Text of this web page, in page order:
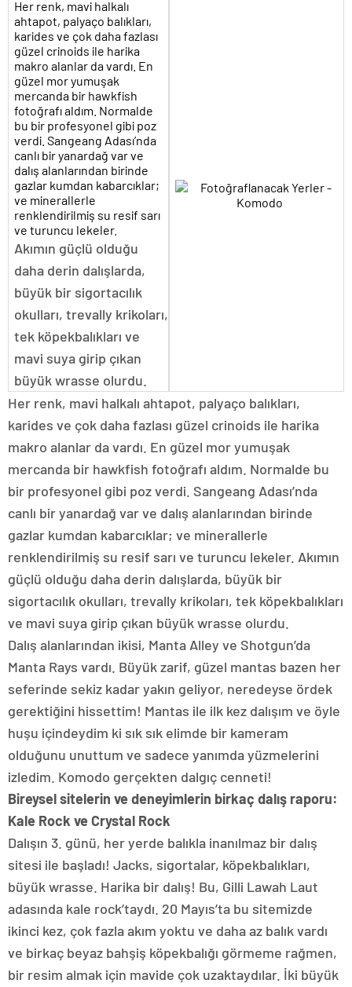
Her renk, mavi halkalı
ahtapot, palyaço balıkları,
karides ve çok daha fazlası
güzel crinoids ile harika
makro alanlar da vardı. En
güzel mor yumuşak
mercanda bir hawkfish
fotoğrafı aldım. Normalde
bu bir profesyonel gibi poz
verdi. Sangeang Adası’nda
canlı bir yanardağ var ve
dalış alanlarından birinde
gazlar kumdan kabarcıklar;
ve minerallerle
renklendirilmiş su resif sarı
ve turuncu lekeler.
Akımın güçlü olduğu
daha derin dalışlarda,
büyük bir sigortacılık
okulları, trevally krikoları,
tek köpekbalıkları ve
mavi suya girip çıkan
büyük wrasse olurdu.
Her renk, mavi halkalı ahtapot, palyaço balıkları,
karides ve çok daha fazlası güzel crinoids ile harika
makro alanlar da vardı. En güzel mor yumuşak
mercanda bir hawkfish fotoğrafı aldım. Normalde bu
bir profesyonel gibi poz verdi. Sangeang Adası’nda
canlı bir yanardağ var ve dalış alanlarından birinde
gazlar kumdan kabarcıklar; ve minerallerle
renklendirilmiş su resif sarı ve turuncu lekeler. Akımın
güçlü olduğu daha derin dalışlarda, büyük bir
sigortacılık okulları, trevally krikoları, tek köpekbalıkları
ve mavi suya girip çıkan büyük wrasse olurdu.
Dalış alanlarından ikisi, Manta Alley ve Shotgun’da
Manta Rays vardı. Büyük zarif, güzel mantas bazen her
seferinde sekiz kadar yakın geliyor, neredeyse ördek
gerektiğini hissettim! Mantas ile ilk kez dalışım ve öyle
huşu içindeydim ki sık sık elimde bir kameram
olduğunu unuttum ve sadece yanımda yüzmelerini
izledim. Komodo gerçekten dalgıç cenneti!
Bireysel sitelerin ve deneyimlerin birkaç dalış raporu:
Kale Rock ve Crystal Rock
Dalışın 3. günü, her yerde balıkla inanılmaz bir dalış
sitesi ile başladı! Jacks, sigortalar, köpekbalıkları,
büyük wrasse. Harika bir dalış! Bu, Gilli Lawah Laut
adasında kale rock’taydı. 20 Mayıs’ta bu sitemizde
ikinci kez, çok fazla akım yoktu ve daha az balık vardı
ve birkaç beyaz bahşiş köpekbalığı görmeme rağmen,
bir resim almak için mavide çok uzaktaydılar. İki büyük